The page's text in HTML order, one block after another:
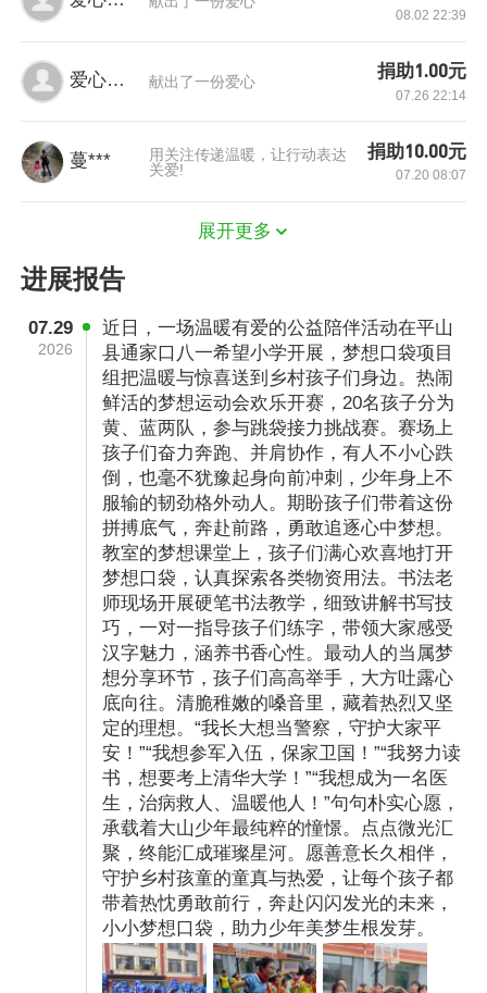
1个梦想口袋 承载孩子们的梦想
“梦想口袋”根据乡村儿童的成长需求量身定制学
习、生活等物品，包含了书写类、绘画类、朗读
类等十种物资，让孩子们以更好的方式“写出梦
想”、“说出梦想”、“画出梦想”。
书写类：包含梦想字帖、护眼台灯和爱心钢笔
等。梦想字帖不仅帮助孩子们提升书写技能，更
融入了日常生活安全知识和校园欺凌问题的讲
解，让他们在练字的过程中，也能掌握重要的安
全常识。同时护眼台灯、爱心钢笔等物品，可以
让乡村儿童从小培养良好的书写习惯，用自己的
文字“写出梦想”；绘画类：我们精心设计了便捷
易用的“梦想刮画本”，它采用新颖多彩的刮画
纸，无需特定空间、时间和工具，让孩子随时探
索艺术的奥秘。黑色的纸张上，孩子们可以刮出
五彩斑斓的画作。不仅锻炼乡村儿童的创作能
力，更培养他们的开拓性思维及审美能力，激发
他们用创意的双手“画出梦想”；朗诵类：贴心地
定制了“梦想传声机”及配套版“梦想口袋书”，收录
着央视和河北广播电视台优秀主持人播讲的励志
故事和朗诵技巧，在开拓乡村儿童视野的同时让
他们感受朗读的魅力，从而提升表达及沟通的能
力，以良好的仪态“说出梦想”；此外，我们还特
别定制了梦想口袋书包和梦想收集单等物品。书
包上印有荧光条及带有“梦想口袋”的翅膀标识
和“Dream”字样，梦想收集单则用于收集孩子们
的梦想，陪伴他们共同成长。
08.02 22:39
爱心网友 献出了一份爱心
捐助1.00元
07.26 22:14
蔓***
用关注传递温暖，让行动表达
关爱!
捐助10.00元
07.20 08:07
展开更多
进展报告
07.29
2026
近日，一场温暖有爱的公益陪伴活动在平山
县通家口八一希望小学开展，梦想口袋项目
组把温暖与惊喜送到乡村孩子们身边。热闹
鲜活的梦想运动会欢乐开赛，20名孩子分为
黄、蓝两队，参与跳袋接力挑战赛。赛场上
孩子们奋力奔跑、并肩协作，有人不小心跌
倒，也毫不犹豫起身向前冲刺，少年身上不
服输的韧劲格外动人。期盼孩子们带着这份
拼搏底气，奔赴前路，勇敢追逐心中梦想。
教室的梦想课堂上，孩子们满心欢喜地打开
梦想口袋，认真探索各类物资用法。书法老
师现场开展硬笔书法教学，细致讲解书写技
巧，一对一指导孩子们练字，带领大家感受
汉字魅力，涵养书香心性。最动人的当属梦
想分享环节，孩子们高高举手，大方吐露心
底向往。清脆稚嫩的嗓音里，藏着热烈又坚
定的理想。“我长大想当警察，守护大家平
安！”“我想参军入伍，保家卫国！”“我努力读
书，想要考上清华大学！”“我想成为一名医
生，治病救人、温暖他人！”句句朴实心愿，
承载着大山少年最纯粹的憧憬。点点微光汇
聚，终能汇成璀璨星河。愿善意长久相伴，
守护乡村孩童的童真与热爱，让每个孩子都
带着热忱勇敢前行，奔赴闪闪发光的未来，
小小梦想口袋，助力少年美梦生根发芽。